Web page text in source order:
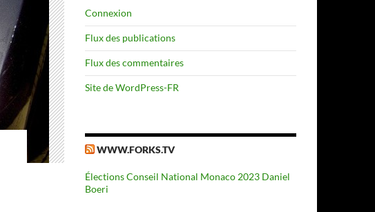
Connexion
Flux des publications
Flux des commentaires
Site de WordPress-FR
WWW.FORKS.TV
Élections Conseil National Monaco 2023 Daniel
Boeri